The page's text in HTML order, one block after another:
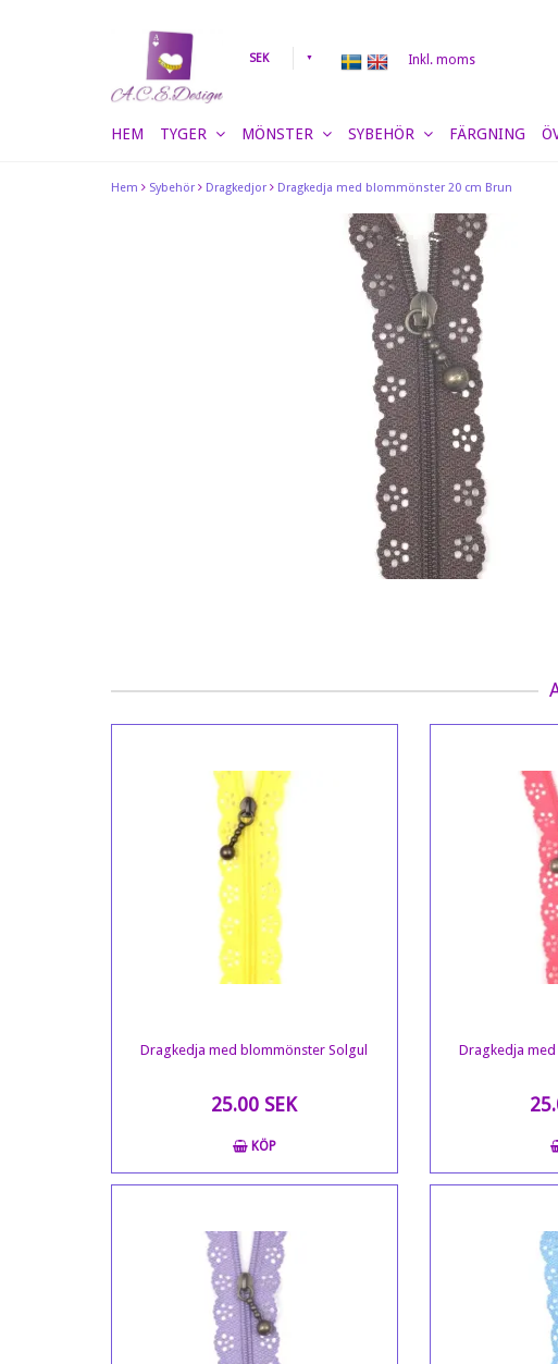
Hem Sybehör Dragkedjor Dragkedja med blommönster 20 cm Brun
Dragkedja med blommönster Solgul
25.00 SEK
KÖP
Dragkedja
SEK Inkl. moms
HEM TYGER MÖNSTER SYBEHÖR FÄRGNING